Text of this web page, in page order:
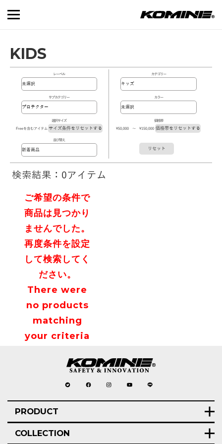
KIDS
レーベル カテゴリー
サブカテゴリー カラー
選択サイズ
Freeを含むアイテム サイズ条件をリセットする
価格帯
\50,000 ～ \150,000 価格帯をリセットする
並び替え
リセット
検索結果：0アイテム
ご希望の条件で
商品は見つかり
ませんでした。
再度条件を設定
して検索してく
ださい。
There were
no products
matching
your criteria
PRODUCT
COLLECTION